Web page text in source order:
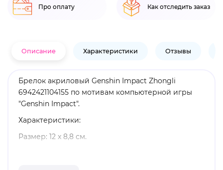
Про оплату Как отследить заказ
Описание Характеристики Отзывы
Брелок акриловый Genshin Impact Zhongli
6942421104155 по мотивам компьютерной игры
"Genshin Impact".
Характеристики:
Размер: 12 x 8,8 см.